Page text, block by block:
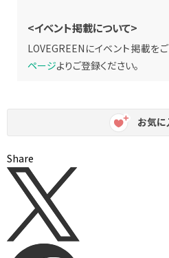
<イベント掲載について>
LOVEGREENにイベント掲載を
ページよりご登録ください。
お気に
Share